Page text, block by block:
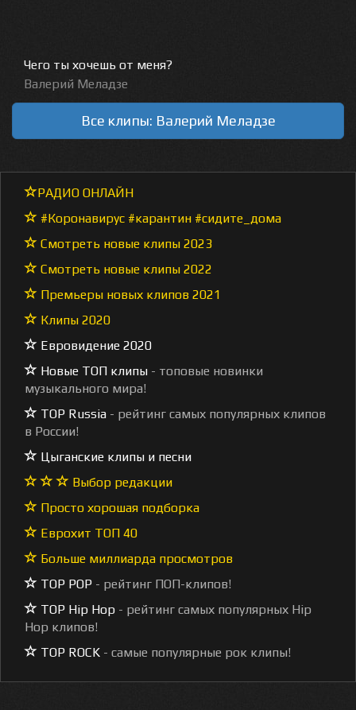
Чего ты хочешь от меня?
Валерий Меладзе
Все клипы: Валерий Меладзе
РАДИО ОНЛАЙН
#Коронавирус #карантин #сидите_дома
Смотреть новые клипы 2023
Смотреть новые клипы 2022
Премьеры новых клипов 2021
Клипы 2020
Евровидение 2020
Новые ТОП клипы - топовые новинки
музыкального мира!
TOP Russia - рейтинг самых популярных клипов
в России!
Цыганские клипы и песни
Выбор редакции
Просто хорошая подборка
Еврохит ТОП 40
Больше миллиарда просмотров
TOP POP - рейтинг ПОП-клипов!
TOP Hip Hop - рейтинг самых популярных Hip
Hop клипов!
TOP ROCK - самые популярные рок клипы!